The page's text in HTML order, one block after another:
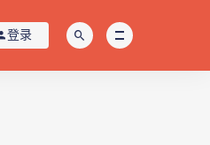
登录